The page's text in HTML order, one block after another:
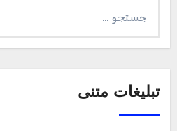
برای:
تبلیغات متنی